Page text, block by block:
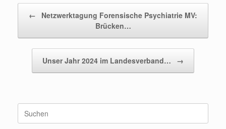
←
Netzwerktagung Forensische Psychiatrie MV:
Brücken…
Unser Jahr 2024 im Landesverband… →
Suchen
nach: